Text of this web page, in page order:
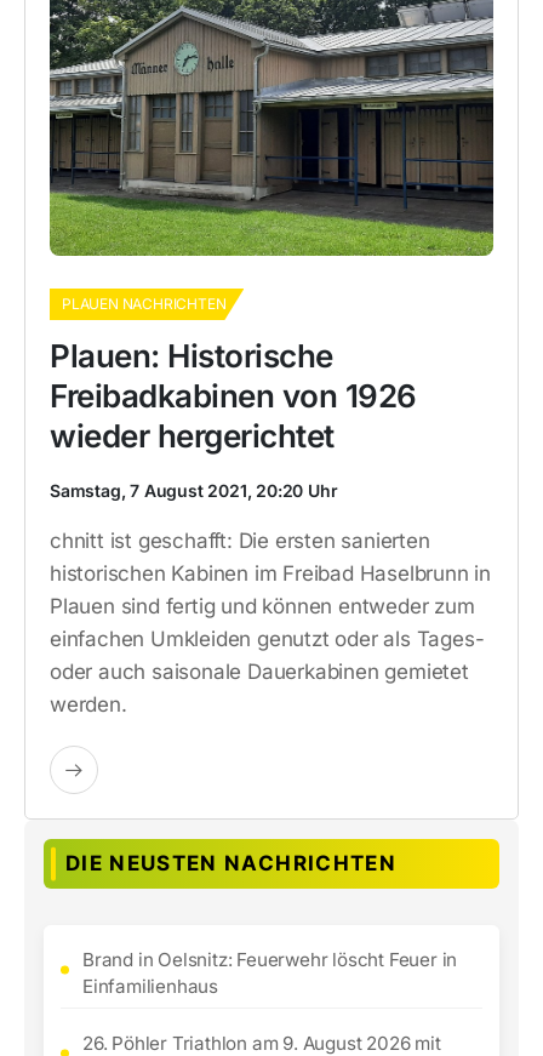
PLAUEN NACHRICHTEN
Plauen: Historische
Freibadkabinen von 1926
wieder hergerichtet
Samstag, 7 August 2021, 20:20 Uhr
chnitt ist geschafft: Die ersten sanierten
historischen Kabinen im Freibad Haselbrunn in
Plauen sind fertig und können entweder zum
einfachen Umkleiden genutzt oder als Tages-
oder auch saisonale Dauerkabinen gemietet
werden.
DIE NEUSTEN NACHRICHTEN
Brand in Oelsnitz: Feuerwehr löscht Feuer in
Einfamilienhaus
26. Pöhler Triathlon am 9. August 2026 mit